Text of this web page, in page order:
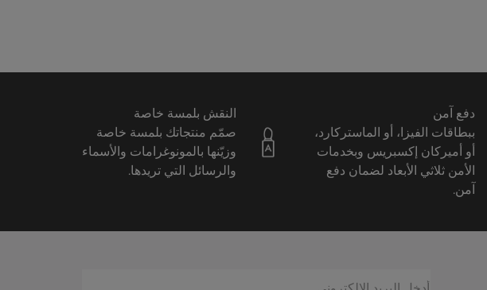
دفع آمن
ببطاقات الفيزا، أو الماستركارد،
أو أميركان إكسبريس وبخدمات
الأمن ثلاثي الأبعاد لضمان دفع
آمن.
النقش بلمسة خاصة
صمّم منتجاتك بلمسة خاصة
وزيّنها بالمونوغرامات والأسماء
والرسائل التي تريدها.